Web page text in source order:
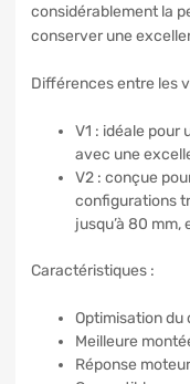
considérablement la
conserver une
Différences entre les
V1 : idéale pour
avec une
V2 : conçue
configurations
jusqu’à 80 mm,
Caractéristiques :
Optimisation du
Meilleure
Réponse